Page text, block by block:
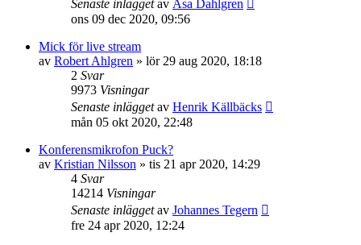
Senaste inläggetav Åsa Dahlgren
ons 09 dec 2020, 09:56
Mick för live stream
av Robert Ahlgren » lör 29 aug 2020, 18:18
2 Svar
9973 Visningar
Senaste inläggetav Henrik Källbäcks
mån 05 okt 2020, 22:48
Konferensmikrofon Puck?
av Kristian Nilsson » tis 21 apr 2020, 14:29
4 Svar
14214 Visningar
Senaste inläggetav Johannes Tegern
fre 24 apr 2020, 12:24